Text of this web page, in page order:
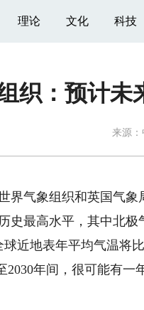
理论 文化 科技
织：预计未
来源：
气象组织和英国气象
史最高水平，其中北极
地表年平均气温将比
2030年间，很可能有一